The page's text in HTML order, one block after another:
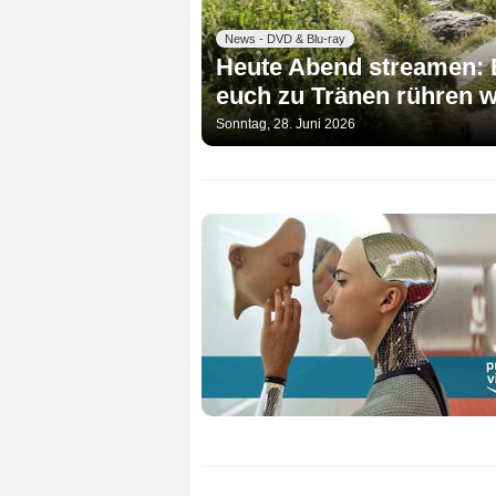
News - DVD & Blu-ray
Heute Abend
euch zu Tränen rühren
Sonntag, 28. Juni 2026